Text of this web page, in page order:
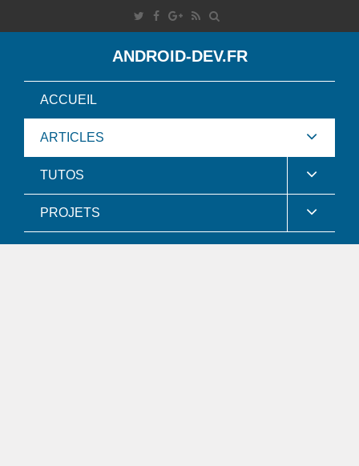
ANDROID-DEV.FR
ACCUEIL
ARTICLES
TUTOS
PROJETS